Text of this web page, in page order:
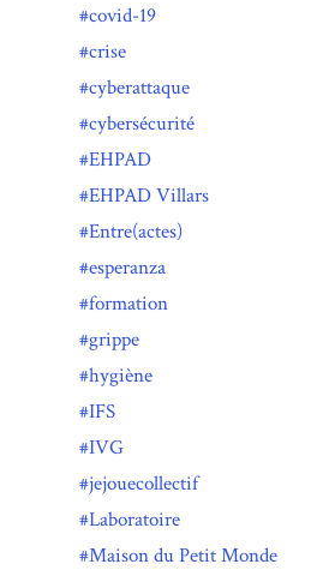
covid-19
crise
cyberattaque
cybersécurité
EHPAD
EHPAD Villars
Entre(actes)
esperanza
formation
grippe
hygiène
IFS
IVG
jejouecollectif
Laboratoire
Maison du Petit Monde